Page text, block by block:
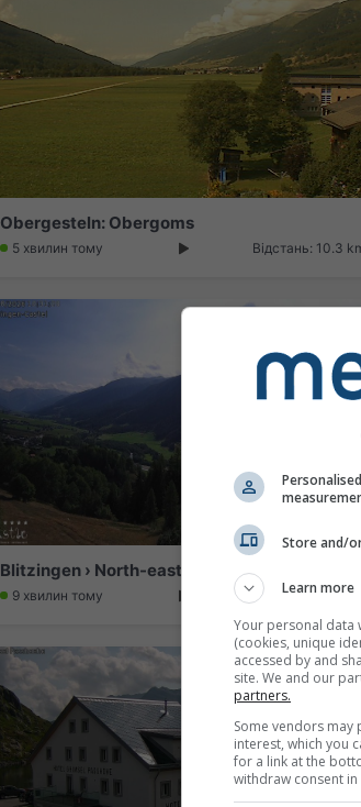
Obergesteln: Obergoms
5 хвилин тому Відстань: 10.3
Blitzingen › North-east: Wallis, Schweiz
9 хвилин тому Відстань: 10.5 km
Store and/
Learn more
Your personal data
(cookies, unique
accessed by and
site. We and our
partners.
Some vendors
interest, which you
for a link at the
withdraw consent